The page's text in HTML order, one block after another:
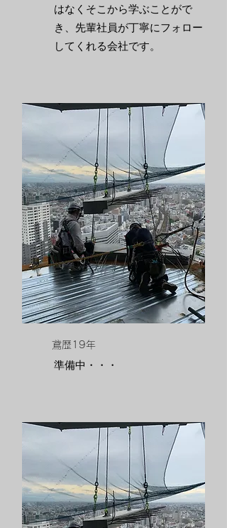
はなくそこから学ぶことがで
き、先輩社員が丁寧にフォロー
してくれる会社です。
​鳶歴19年
​準備中・・・